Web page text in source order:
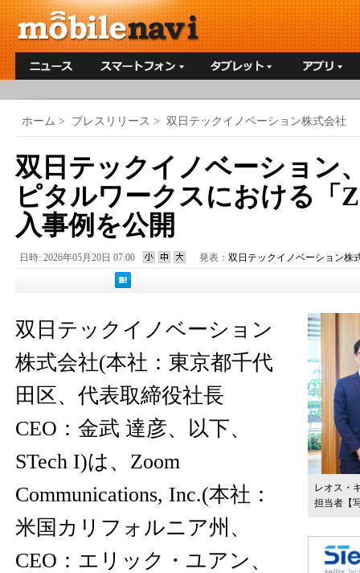
ホーム > プレスリリース > 双日テックイノベーション株式会社
双日テックイノベーション
ピタルワークスにおける「
入事例を公開
日時: 2026年05月20日 07:00 発表： 双日テックイノベーション株
レオス・
担当者 【
双日テックイノベーション
株式会社(本社：東京都千代
田区、代表取締役社長
CEO：金武 達彦、以下、
STech I)は、Zoom
Communications, Inc.(本社：
米国カリフォルニア州、
CEO：エリック・ユアン、